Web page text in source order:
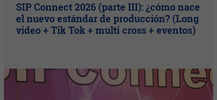
SIP Connect 2026 (parte III): ¿cómo nace
el nuevo estándar de producción? (Long
video + Tik Tok + multi cross + eventos)